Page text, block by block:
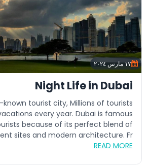
١٧ مارس ٢٠٢٤
Night Life in Dubai
known tourist city, Millions of tourists
every year. Dubai is famous
because of its perfect blend of
sites and modern architecture. Fr...
READ MORE